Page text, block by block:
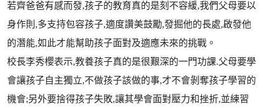
若齊爸爸有感而發,孩子的教育真的是刻不容緩,我們父母要以
身作則,多支持包容孩子,適度讚美鼓勵,發掘他的長處,啟發他
的潛能,如此才能幫助孩子面對及適應未來的挑戰。
校長李秀櫻表示,教養孩子真的是很艱深的一門功課.父母要學
會讓孩子自主獨立,不做孩子該做的事,才不會剝奪孩子學習的
機會;另外要捨得孩子失敗,讓其學會面對壓力和挫折,並練習